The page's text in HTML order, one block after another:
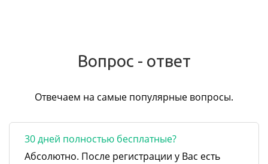
Вопрос - ответ
Отвечаем на самые популярные вопросы.
30 дней полностью бесплатные?
Абсолютно. После регистрации у Вас есть